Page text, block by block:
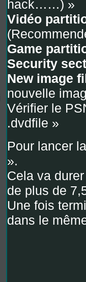
hack……) »
Vidéo
Game
Security
New image
nouvelle
Vérifier le
.dvdfile »
Pour lancer
».
Cela va
de plus de
Une fois
dans le